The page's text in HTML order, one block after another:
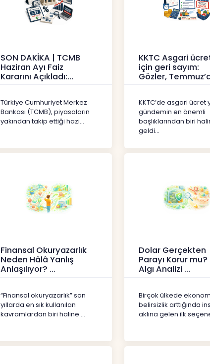
SON DAKİKA | TCMB
Haziran Ayı Faiz
Kararını Açıkladı:
Haberler
Türkiye Cumhuriyet Merkez
Bankası (TCMB), piyasaların
yakından takip ettiği hazi...
KKTC Asgari
için geri sayım:
Gözler,
Haberler
KKTC’de asgari ücret
gündemin en önemli
başlıklarından biri
geldi...
Finansal Okuryazarlık
Neden Hâlâ Yanlış
Anlaşılıyor?
“Finansal okuryazarlık” son
yıllarda en sık kullanılan
kavramlardan biri haline ...
Dolar Gerçekten
Parayı Korur mu?
Algı Analizi
Birçok ülkede
belirsizlik arttığında
aklına gelen ilk